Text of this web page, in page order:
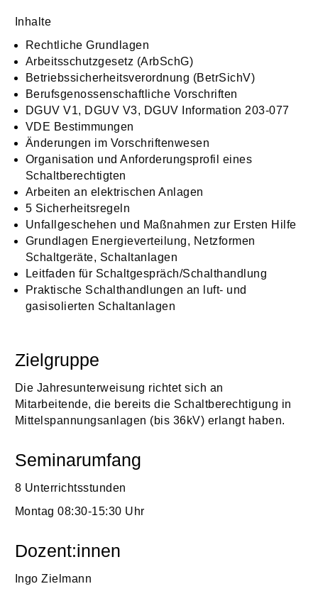
Inhalte
Rechtliche Grundlagen
Arbeitsschutzgesetz (ArbSchG)
Betriebssicherheitsverordnung (BetrSichV)
Berufsgenossenschaftliche Vorschriften
DGUV V1, DGUV V3, DGUV Information 203-077
VDE Bestimmungen
Änderungen im Vorschriftenwesen
Organisation und Anforderungsprofil eines
Schaltberechtigten
Arbeiten an elektrischen Anlagen
5 Sicherheitsregeln
Unfallgeschehen und Maßnahmen zur Ersten Hilfe
Grundlagen Energieverteilung, Netzformen
Schaltgeräte, Schaltanlagen
Leitfaden für Schaltgespräch/Schalthandlung
Praktische Schalthandlungen an luft- und
gasisolierten Schaltanlagen
Zielgruppe
Die Jahresunterweisung richtet sich an
Mitarbeitende, die bereits die Schaltberechtigung in
Mittelspannungsanlagen (bis 36kV) erlangt haben.
Seminarumfang
8 Unterrichtsstunden
Montag 08:30-15:30 Uhr
Dozent:innen
Ingo Zielmann